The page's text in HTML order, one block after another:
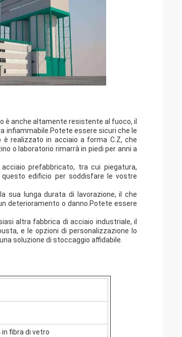
è anche altamente resistente al fuoco, il
infiammabile.Potete essere sicuri che le
realizzato in acciaio a forma C.Z, che
o laboratorio rimarrà in piedi per anni a
prefabbricato, tra cui piegatura,
edificio per soddisfare le vostre
sua lunga durata di lavorazione, il che
deterioramento o danno.Potete essere
altra fabbrica di acciaio industriale, il
e le opzioni di personalizzazione lo
soluzione di stoccaggio affidabile.
in fibra di vetro